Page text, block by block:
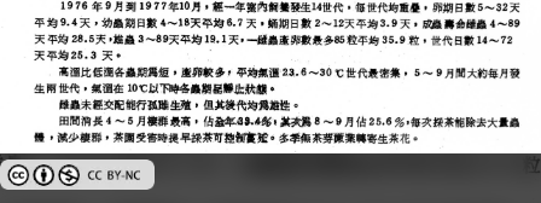
創用CC姓名標示-非商業性 3.0 台灣及其後版本(CC BY-NC 3.0 TW +)